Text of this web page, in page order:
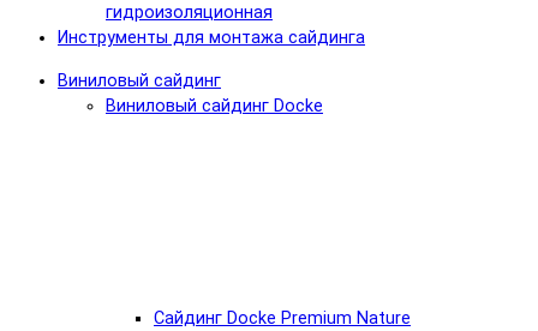
гидроизоляционная
Инструменты для монтажа сайдинга
Виниловый сайдинг
Виниловый сайдинг Docke
Cайдинг Docke Premium Nature